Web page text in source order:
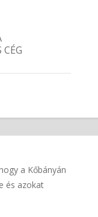
CÉG
a Kőbányán
és azokat